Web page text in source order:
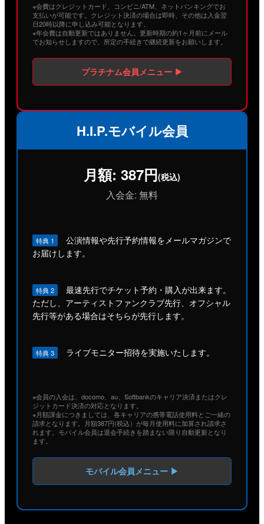
※会費はクレジットカード、コンビニ/ATM、ネットバンキングでお
支払いが可能です。クレジット決済の場合は即時、その他は入金翌
日20時以降に申し込み可能となります。
※年会費は自動更新ではありません。更新時期の約1ヶ月前にメール
でお知らせしますので、所定の手続きで継続更新をお願いします。
プラチナム会員メニュー ▶
H.I.P.モバイル会員
月額: 387円(税込)
入会金: 無料
特典 1
公演情報や先行予約情報をメールマガジンで
お届けします。
特典 2
最速先行でチケット予約・購入が出来ます。
ただし、アーティストファンクラブ先行、オフシャル
先行等がある場合はそちらが先行します。
特典 3 ライブモニター招待を実施いたします。
※会員の入会は、docomo、au、Softbankのキャリア決済またはクレ
ジットカード決済の対応となります。
※月額課金につきましては、各キャリアの携帯電話使用料とご一緒の
請求となります。月額387円(税込）が毎月使用料に加算され請求さ
れます。モバイル会員は退会手続きを踏まない限り自動更新となり
ます。
モバイル会員メニュー ▶